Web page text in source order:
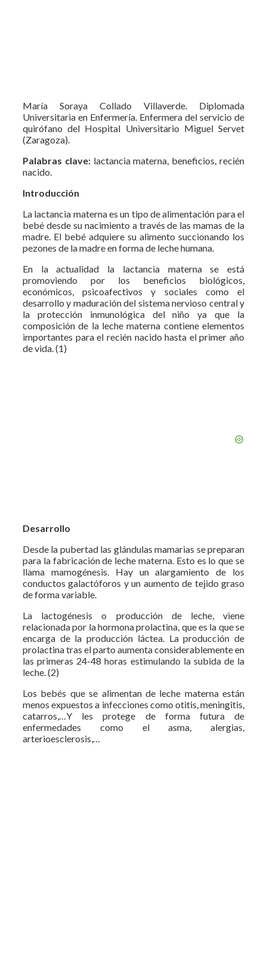
María Soraya Collado Villaverde. Diplomada
Universitaria en Enfermería. Enfermera del servicio de
quirófano del Hospital Universitario Miguel Servet
(Zaragoza).
Palabras clave: lactancia materna, beneficios, recién
nacido.
Introducción
La lactancia materna es un tipo de alimentación para el
bebé desde su nacimiento a través de las mamas de la
madre. El bebé adquiere su alimento succionando los
pezones de la madre en forma de leche humana.
En la actualidad la lactancia materna se está
promoviendo por los beneficios biológicos,
económicos, psicoafectivos y sociales como el
desarrollo y maduración del sistema nervioso central y
la protección inmunológica del niño ya que la
composición de la leche materna contiene elementos
importantes para el recién nacido hasta el primer año
de vida. (1)
Desarrollo
Desde la pubertad las glándulas mamarias se preparan
para la fabricación de leche materna. Esto es lo que se
llama mamogénesis. Hay un alargamiento de los
conductos galactóforos y un aumento de tejido graso
de forma variable.
La lactogénesis o producción de leche, viene
relacionada por la hormona prolactina, que es la que se
encarga de la producción láctea. La producción de
prolactina tras el parto aumenta considerablemente en
las primeras 24-48 horas estimulando la subida de la
leche. (2)
Los bebés que se alimentan de leche materna están
menos expuestos a infecciones como otitis, meningitis,
catarros,…Y les protege de forma futura de
enfermedades como el asma, alergias,
arterioesclerosis,…